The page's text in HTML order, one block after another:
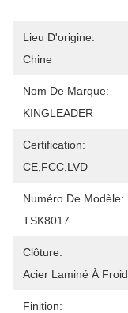
Lieu D'origine:
Chine
Nom De Marque:
KINGLEADER
Certification:
CE,FCC,LVD
Numéro De Modèle:
TSK8017
Clôture:
Acier Laminé À Froid
Finition: